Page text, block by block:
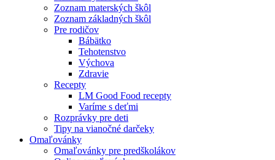
Zoznam materských škôl
Zoznam základných škôl
Pre rodičov
Bábätko
Tehotenstvo
Výchova
Zdravie
Recepty
LM Good Food recepty
Varíme s deťmi
Rozprávky pre deti
Tipy na vianočné darčeky
Omaľovánky
Omaľovánky pre predškolákov